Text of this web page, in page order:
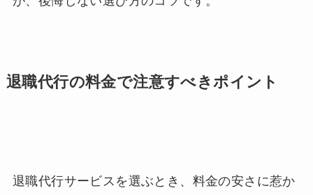
退職代行の料金で注意すべきポイント
退職代行サービスを選ぶとき、料金の安さに惹か